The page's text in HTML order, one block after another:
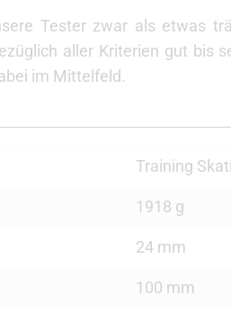
Tester zwar als etwas
aller Kriterien gut bis
im Mittelfeld.
Training
1918 g
24 mm
100 mm